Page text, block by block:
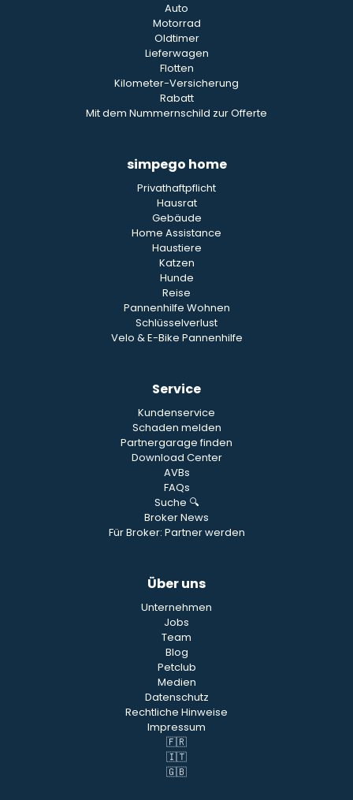
Auto
Motorrad
Oldtimer
Lieferwagen
Flotten
Kilometer-Versicherung
Rabatt
Mit dem Nummernschild zur Offerte
simpego home
Privathaftpflicht
Hausrat
Gebäude
Home Assistance
Haustiere
Katzen
Hunde
Reise
Pannenhilfe Wohnen
Schlüsselverlust
Velo & E-Bike Pannenhilfe
Service
Kundenservice
Schaden melden
Partnergarage finden
Download Center
AVBs
FAQs
Suche 🔍
Broker News
Für Broker: Partner werden
Über uns
Unternehmen
Jobs
Team
Blog
Petclub
Medien
Datenschutz
Rechtliche Hinweise
Impressum
🇫🇷
🇮🇹
🇬🇧